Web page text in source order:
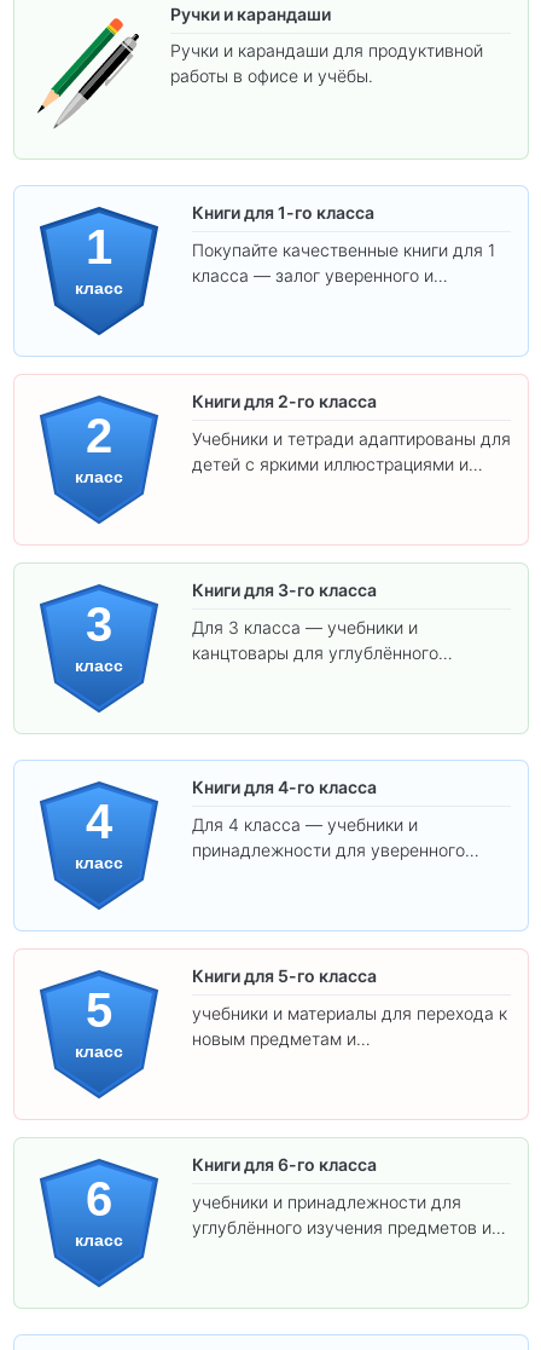
Ручки и карандаши
Ручки и карандаши для продуктивной
работы в офисе и учёбы.
1
класс
Книги для 1-го класса
Покупайте качественные книги для 1
класса — залог уверенного и
2
класс
Книги для 2-го класса
Учебники и тетради адаптированы для
детей с яркими иллюстрациями и
3
класс
Книги для 3-го класса
Для 3 класса — учебники и
канцтовары для углублённого
4
класс
Книги для 4-го класса
Для 4 класса — учебники и
принадлежности для уверенного
5
класс
Книги для 5-го класса
учебники и материалы для перехода к
новым предметам и
6
класс
Книги для 6-го класса
учебники и принадлежности для
углублённого изучения предметов и